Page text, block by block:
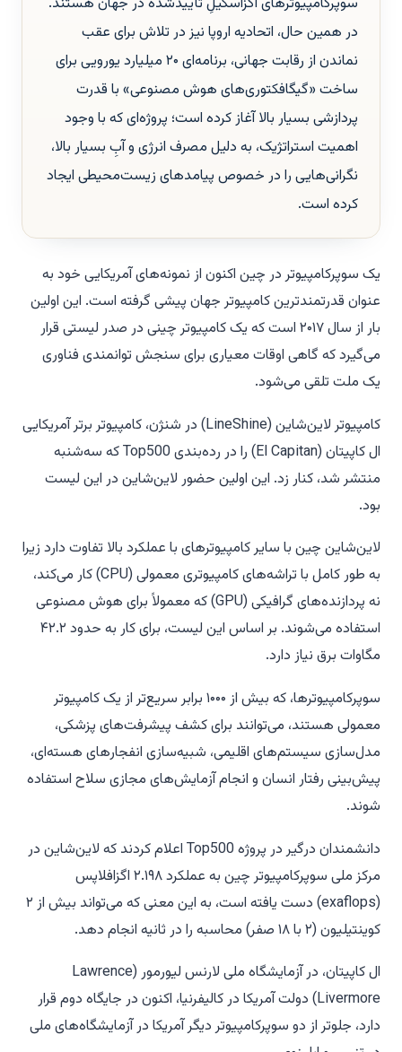
در همین حال، اتحادیه اروپا نیز در تلاش برای عقب
نماندن از رقابت جهانی، برنامه‌ای ۲۰ میلیارد یورویی برای
ساخت «گیگافکتوری‌های هوش مصنوعی» با قدرت
پردازشی بسیار بالا آغاز کرده است؛ پروژه‌ای که با وجود
اهمیت استراتژیک، به دلیل مصرف انرژی و آبِ بسیار بالا،
نگرانی‌هایی را در خصوص پیامدهای زیست‌محیطی ایجاد
کرده است.
یک سوپرکامپیوتر در چین اکنون از نمونه‌های آمریکایی خود به
عنوان قدرتمندترین کامپیوتر جهان پیشی گرفته است. این اولین
بار از سال ۲۰۱۷ است که یک کامپیوتر چینی در صدر لیستی قرار
می‌گیرد که گاهی اوقات معیاری برای سنجش توانمندی فناوری
یک ملت تلقی می‌شود.
کامپیوتر لاین‌شاین (LineShine) در شنژن، کامپیوتر برتر آمریکایی
ال کاپیتان (El Capitan) را در رده‌بندی Top500 که سه‌شنبه
منتشر شد، کنار زد. این اولین حضور لاین‌شاین در این لیست
بود.
لاین‌شاین چین با سایر کامپیوترهای با عملکرد بالا تفاوت دارد زیرا
به طور کامل با تراشه‌های کامپیوتری معمولی (CPU) کار می‌کند،
نه پردازنده‌های گرافیکی (GPU) که معمولاً برای هوش مصنوعی
استفاده می‌شوند. بر اساس این لیست، برای کار به حدود ۴۲.۲
مگاوات برق نیاز دارد.
سوپرکامپیوترها، که بیش از ۱۰۰۰ برابر سریع‌تر از یک کامپیوتر
معمولی هستند، می‌توانند برای کشف پیشرفت‌های پزشکی،
مدل‌سازی سیستم‌های اقلیمی، شبیه‌سازی انفجارهای هسته‌ای،
پیش‌بینی رفتار انسان و انجام آزمایش‌های مجازی سلاح استفاده
شوند.
دانشمندان درگیر در پروژه Top500 اعلام کردند که لاین‌شاین در
مرکز ملی سوپرکامپیوتر چین به عملکرد ۲.۱۹۸ اگزافلاپس
(exaflops) دست یافته است، به این معنی که می‌تواند بیش از ۲
کوینتیلیون (۲ با ۱۸ صفر) محاسبه را در ثانیه انجام دهد.
ال کاپیتان، در آزمایشگاه ملی لارنس لیورمور (Lawrence
Livermore) دولت آمریکا در کالیفرنیا، اکنون در جایگاه دوم قرار
دارد، جلوتر از دو سوپرکامپیوتر دیگر آمریکا در آزمایشگاه‌های ملی